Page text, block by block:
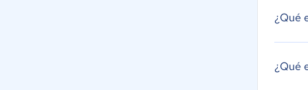
¿Qué
¿Qué